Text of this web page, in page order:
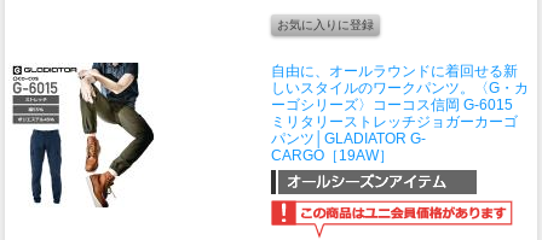
自由に、オールラウンドに着回せる新
しいスタイルのワークパンツ。〈G・カ
ーゴシリーズ〉
コーコス信岡 G-6015
ミリタリーストレッチジョガーカーゴ
パンツ│GLADIATOR G-
CARGO［19AW］